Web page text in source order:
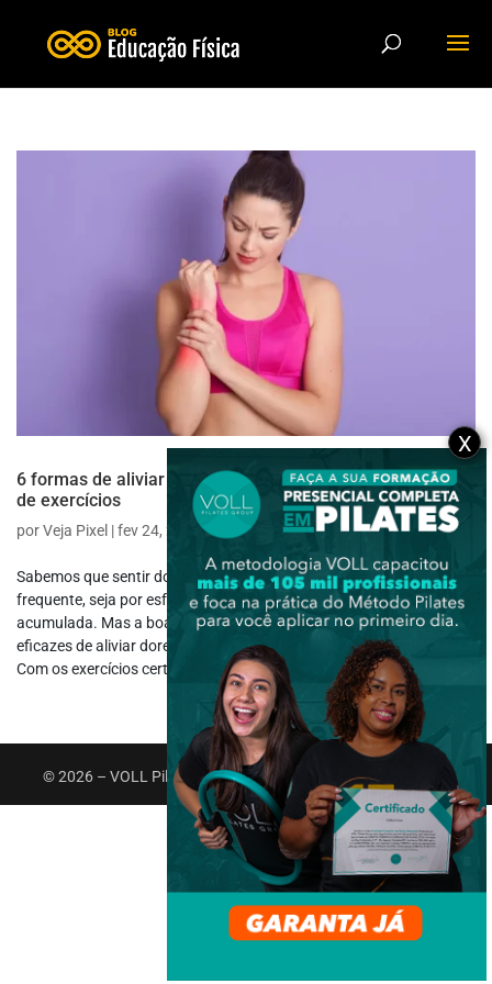
6 formas de aliviar dores musculares através da prática
de exercícios
porVeja Pixel |fev 24, 2025|Saúde e Bem-estar
Sabemos que sentir dores no corpo é algo muito comum e
frequente, seja por esforço excessivo, má postura ou tensão
acumulada. Mas a boa notícia é que existem formas simples e
eficazes de aliviar dores musculares e reduzir esse desconforto.
Com os exercícios certos, é...
© 2026 – VOLL Pilates Group. Todos os direitos reservados.
X